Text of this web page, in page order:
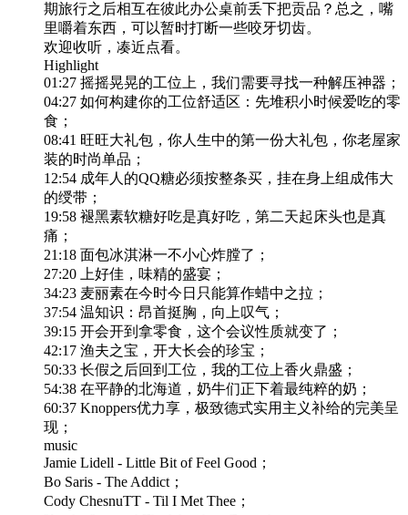
期旅行之后相互在彼此办公桌前丢下把贡品？总之，嘴
里嚼着东西，可以暂时打断一些咬牙切齿。
欢迎收听，凑近点看。
Highlight
01:27 摇摇晃晃的工位上，我们需要寻找一种解压神器；
04:27 如何构建你的工位舒适区：先堆积小时候爱吃的零
食；
08:41 旺旺大礼包，你人生中的第一份大礼包，你老屋家
装的时尚单品；
12:54 成年人的QQ糖必须按整条买，挂在身上组成伟大
的绶带；
19:58 褪黑素软糖好吃是真好吃，第二天起床头也是真
痛；
21:18 面包冰淇淋一不小心炸膛了；
27:20 上好佳，味精的盛宴；
34:23 麦丽素在今时今日只能算作蜡中之拉；
37:54 温知识：昂首挺胸，向上叹气；
39:15 开会开到拿零食，这个会议性质就变了；
42:17 渔夫之宝，开大长会的珍宝；
50:33 长假之后回到工位，我的工位上香火鼎盛；
54:38 在平静的北海道，奶牛们正下着最纯粹的奶；
60:37 Knoppers优力享，极致德式实用主义补给的完美呈
现；
music
Jamie Lidell - Little Bit of Feel Good；
Bo Saris - The Addict；
Cody ChesnuTT - Til I Met Thee；